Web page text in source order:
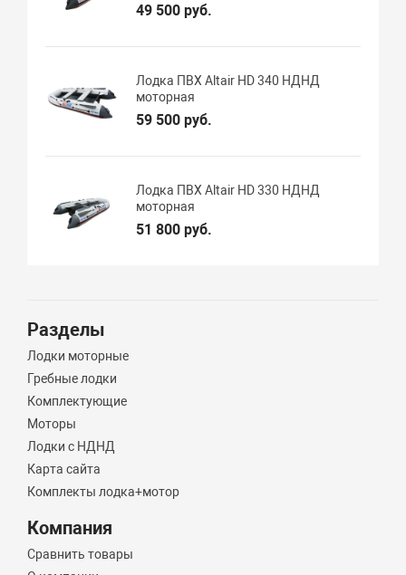
49 500 руб.
Лодка ПВХ Altair HD 340 НДНД
моторная
59 500 руб.
Лодка ПВХ Altair HD 330 НДНД
моторная
51 800 руб.
Разделы
Лодки моторные
Гребные лодки
Комплектующие
Моторы
Лодки с НДНД
Карта сайта
Комплекты лодка+мотор
Компания
Сравнить товары